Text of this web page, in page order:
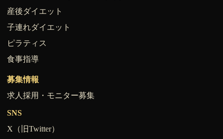
産後ダイエット
子連れダイエット
ピラティス
食事指導
募集情報
求人採用・モニター募集
SNS
X（旧Twitter）